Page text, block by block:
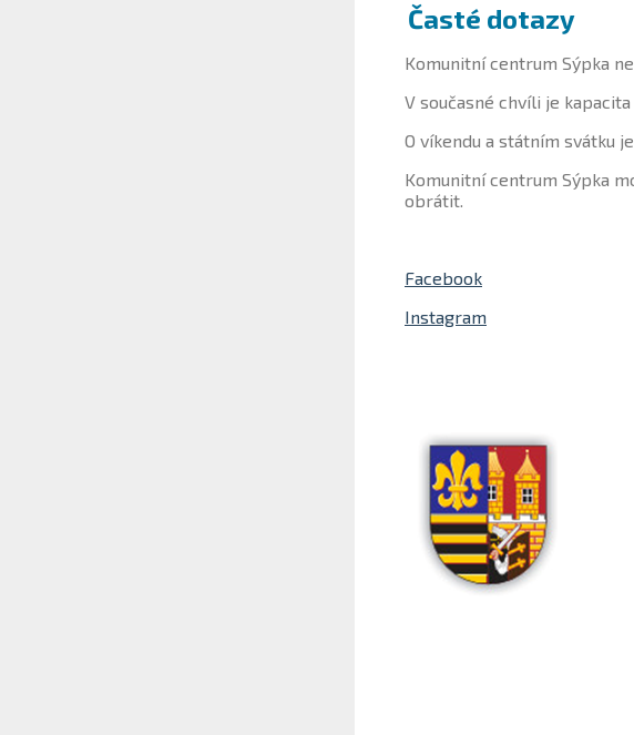
Časté dotazy
Komunitní centrum Sýpka
V současné chvíli je
O víkendu a státním svátku
Komunitní centrum Sýpka
obrátit.
Facebook
Instagram